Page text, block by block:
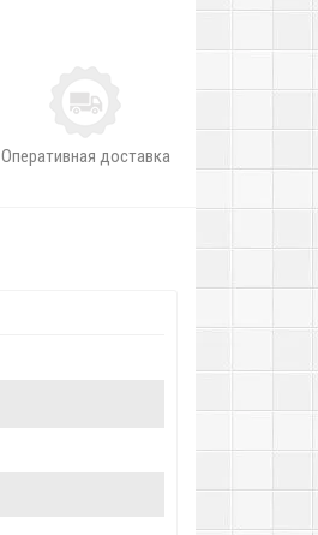
Оперативная доставка